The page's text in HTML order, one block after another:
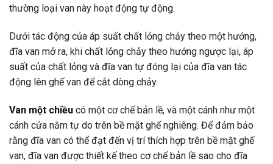
thường loại van này hoạt động tự động.
Dưới tác động của áp suất chất lỏng chảy theo một hướng,
đĩa van mở ra, khi chất lỏng chảy theo hướng ngược lại, áp
suất của chất lỏng và đĩa van tự đóng lại của đĩa van tác
động lên ghế van để cắt dòng chảy.
Van một chiều có một cơ chế bản lề, và một cánh như một
cánh cửa nằm tự do trên bề mặt ghế nghiêng. Để đảm bảo
rằng đĩa van có thể đạt đến vị trí thích hợp trên bề mặt ghế
van, đĩa van được thiết kế theo cơ chế bản lề sao cho đĩa